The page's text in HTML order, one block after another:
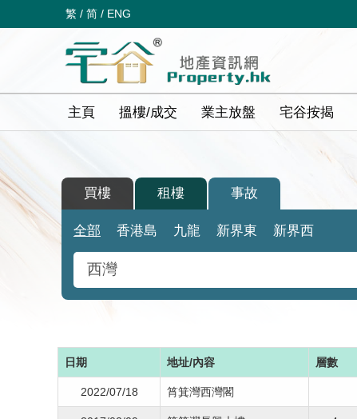
繁 / 简 / ENG
主頁 搵樓/成交 業主放盤 宅谷按揭
買樓 租樓 事故
全部 香港島 九龍 新界東 新界西
日期 地址/內容 層數
2022/07/18 筲箕灣西灣閣